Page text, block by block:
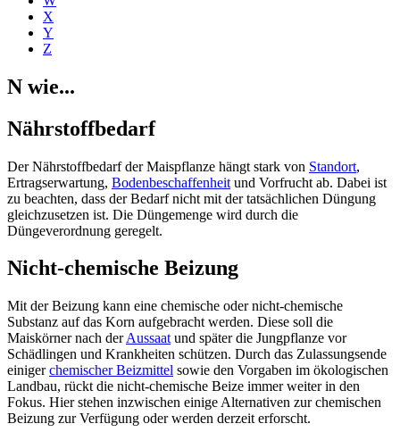
X
Y
Z
N wie...
Nährstoffbedarf
Der Nährstoffbedarf der Maispflanze hängt stark von Standort,
Ertragserwartung, Bodenbeschaffenheit und Vorfrucht ab. Dabei ist
zu beachten, dass der Bedarf nicht mit der tatsächlichen Düngung
gleichzusetzen ist. Die Düngemenge wird durch die
Düngeverordnung geregelt.
Nicht-chemische Beizung
Mit der Beizung kann eine chemische oder nicht-chemische
Substanz auf das Korn aufgebracht werden. Diese soll die
Maiskörner nach derAussaat und später die Jungpflanze vor
Schädlingen und Krankheiten schützen. Durch das Zulassungsende
einigerchemischer Beizmittel sowie den Vorgaben im ökologischen
Landbau, rückt die nicht-chemische Beize immer weiter in den
Fokus. Hier stehen inzwischen einige Alternativen zur chemischen
Beizung zur Verfügung oder werden derzeit erforscht.